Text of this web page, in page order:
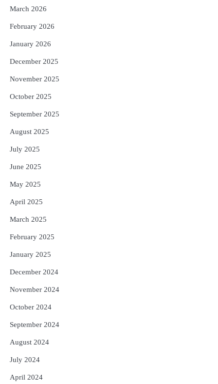
March 2026
February 2026
January 2026
December 2025
November 2025
October 2025
September 2025
August 2025
July 2025
June 2025
May 2025
April 2025
March 2025
February 2025
January 2025
December 2024
November 2024
October 2024
September 2024
August 2024
July 2024
April 2024